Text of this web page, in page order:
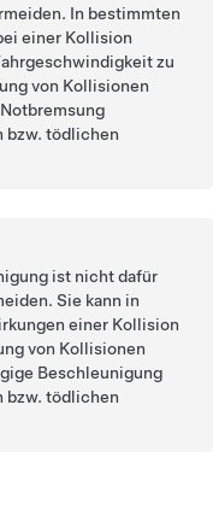
In bestimmten
einer Kollision
zu
von Kollisionen
bzw. tödlichen
ist nicht dafür
Sie kann in
einer Kollision
von Kollisionen
Beschleunigung
bzw. tödlichen